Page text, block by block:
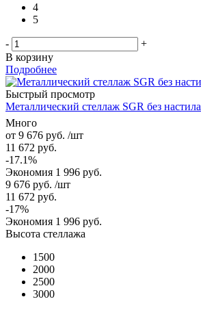
4
5
-
+
В корзину
Подробнее
Быстрый просмотр
Металлический стеллаж SGR без настила
Много
от 9 676 руб. /шт
11 672 руб.
-17.1%
Экономия 1 996 руб.
9 676 руб. /шт
11 672 руб.
-17%
Экономия 1 996 руб.
Высота стеллажа
1500
2000
2500
3000